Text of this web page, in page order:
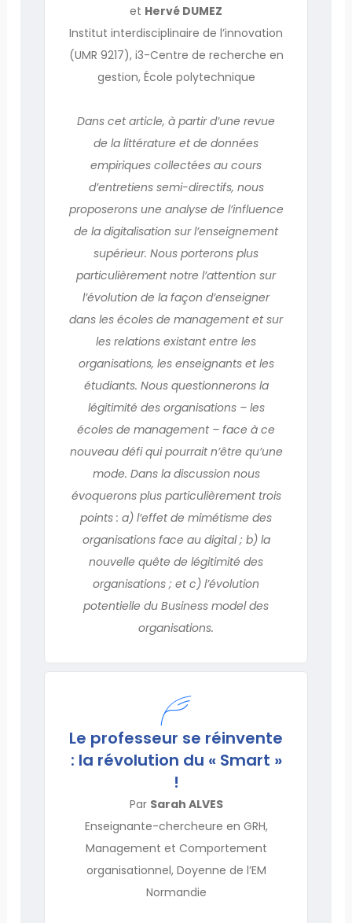
et Hervé DUMEZ
Institut interdisciplinaire de l’innovation
(UMR 9217), i3-Centre de recherche en
gestion, École polytechnique
Dans cet article, à partir d’une revue
de la littérature et de données
empiriques collectées au cours
d’entretiens semi-directifs, nous
proposerons une analyse de l’influence
de la digitalisation sur l’enseignement
supérieur. Nous porterons plus
particulièrement notre l’attention sur
l’évolution de la façon d’enseigner
dans les écoles de management et sur
les relations existant entre les
organisations, les enseignants et les
étudiants. Nous questionnerons la
légitimité des organisations – les
écoles de management – face à ce
nouveau défi qui pourrait n’être qu’une
mode. Dans la discussion nous
évoquerons plus particulièrement trois
points : a) l’effet de mimétisme des
organisations face au digital ; b) la
nouvelle quête de légitimité des
organisations ; et c) l’évolution
potentielle du Business model des
organisations.
Le professeur se réinvente
: la révolution du « Smart »
!
Par Sarah ALVES
Enseignante-chercheure en GRH,
Management et Comportement
organisationnel, Doyenne de l’EM
Normandie